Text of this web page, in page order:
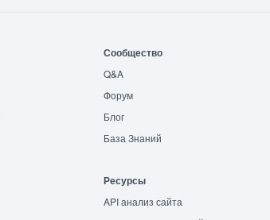
Сообщество
Q&A
Форум
Блог
База Знаний
Ресурсы
API анализ сайта